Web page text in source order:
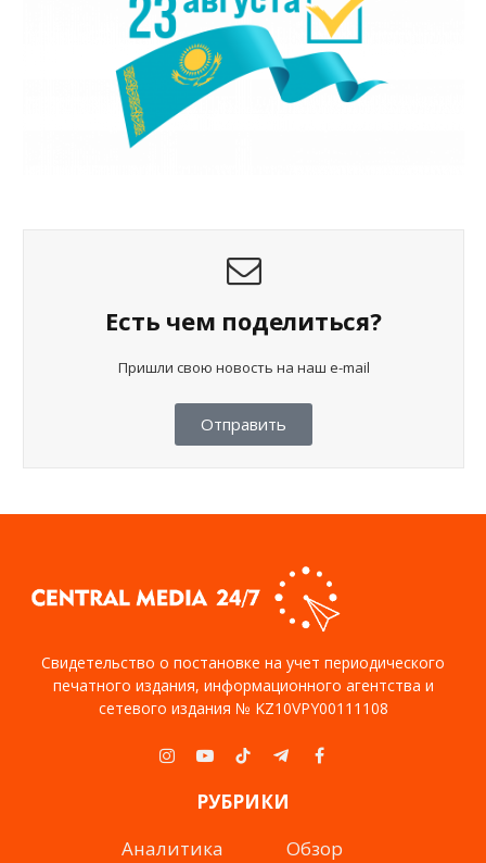
Есть чем поделиться?
Пришли свою новость на наш e-mail
Отправить
Свидетельство о постановке на учет периодического
печатного издания, информационного агентства и
сетевого издания № KZ10VPY00111108
Instagram
YouTubeTikTokTelegramFacebook
РУБРИКИ
Аналитика
Обзор